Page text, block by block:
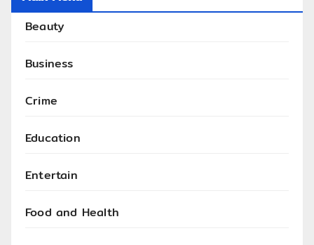
Beauty
Business
Crime
Education
Entertain
Food and Health